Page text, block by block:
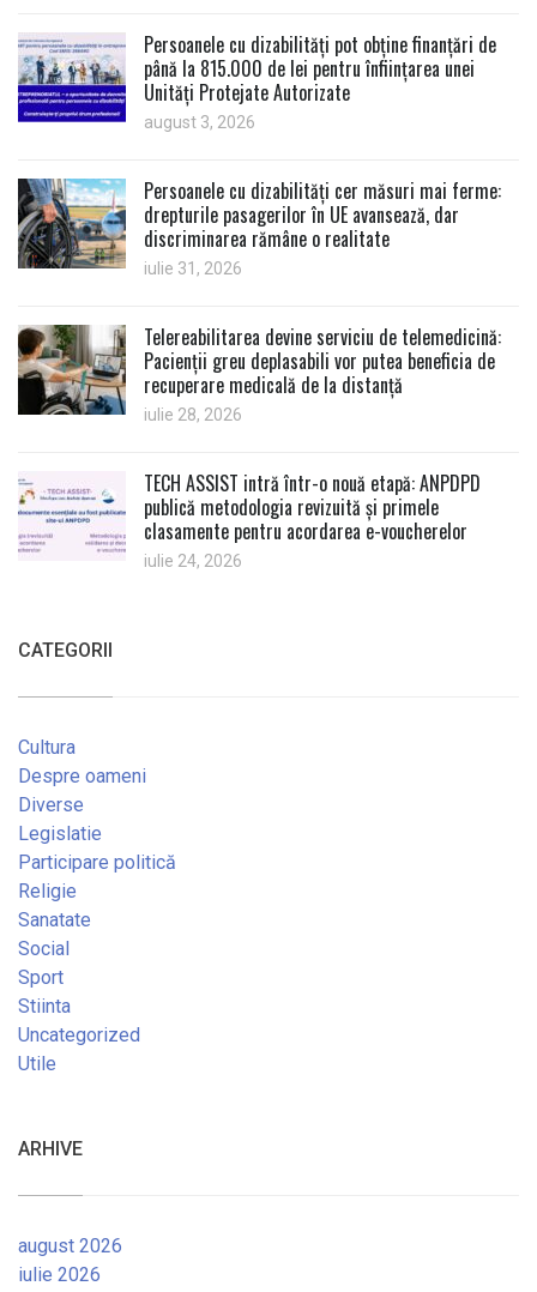
Persoanele cu dizabilități pot obține finanțări de
până la 815.000 de lei pentru înființarea unei
Unități Protejate Autorizate
august 3, 2026
Persoanele cu dizabilități cer măsuri mai ferme:
drepturile pasagerilor în UE avansează, dar
discriminarea rămâne o realitate
iulie 31, 2026
Telereabilitarea devine serviciu de telemedicină:
Pacienții greu deplasabili vor putea beneficia de
recuperare medicală de la distanță
iulie 28, 2026
TECH ASSIST intră într-o nouă etapă: ANPDPD
publică metodologia revizuită și primele
clasamente pentru acordarea e-voucherelor
iulie 24, 2026
CATEGORII
Cultura
Despre oameni
Diverse
Legislatie
Participare politică
Religie
Sanatate
Social
Sport
Stiinta
Uncategorized
Utile
ARHIVE
august 2026
iulie 2026